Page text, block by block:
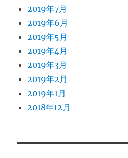
2019年7月
2019年6月
2019年5月
2019年4月
2019年3月
2019年2月
2019年1月
2018年12月